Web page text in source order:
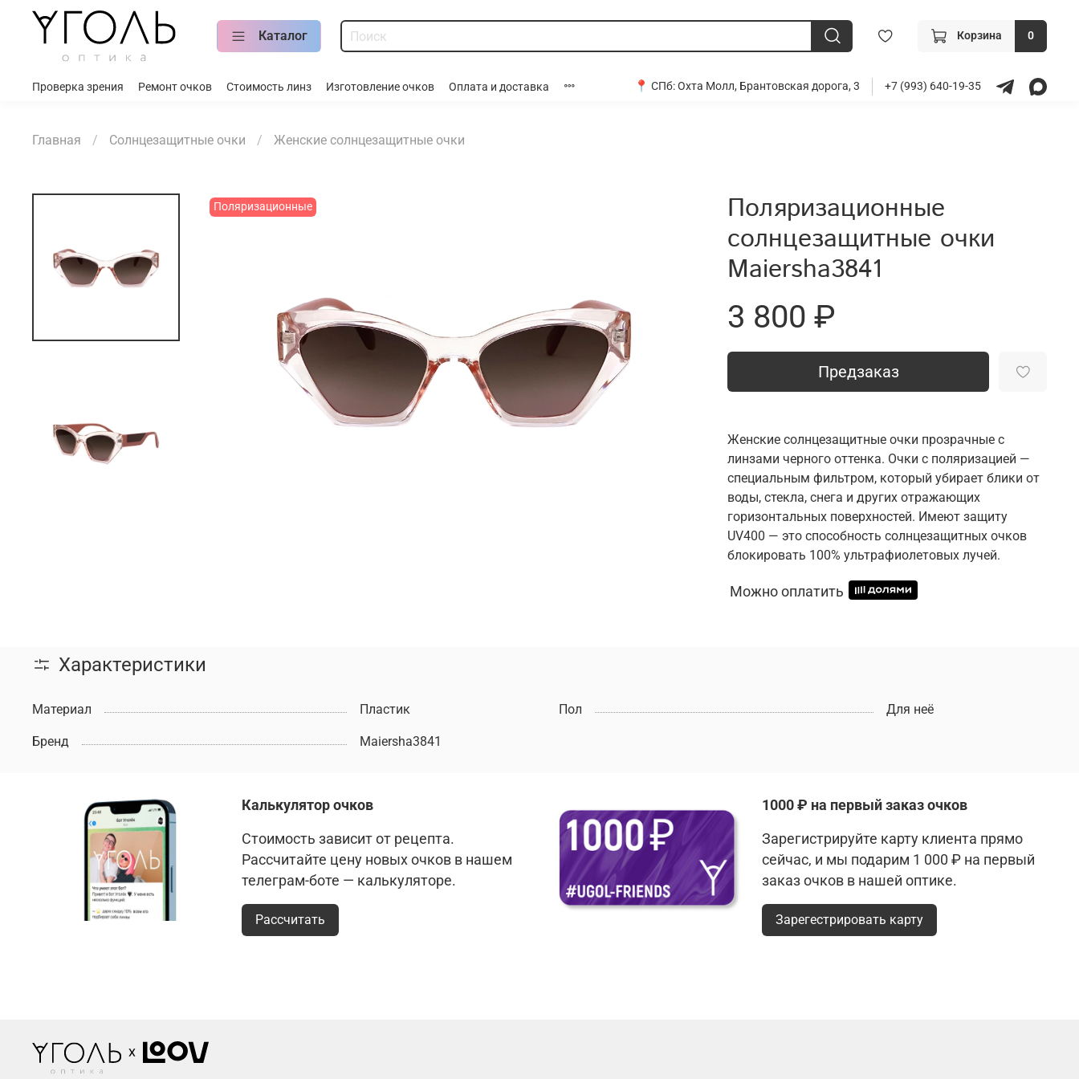
Каталог Корзина 0
Проверка зрения Ремонт очков Стоимость линз Изготовление очков Оплата и доставка 📍 СПб:Охта Молл, Брантовская дорога, 3 +7 (993) 640-19-35
Главная Солнцезащитные очки Женские солнцезащитные очки
Поляризационные
Поляризационные
солнцезащитные очки
Maiersha3841
3 800 ₽
Предзаказ
Женские солнцезащитные очки прозрачные с
линзами черного оттенка. Очки с поляризацией —
специальным фильтром, который убирает блики от
воды, стекла, снега и других отражающих
горизонтальных поверхностей. Имеют защиту
UV400 — это способность солнцезащитных очков
блокировать 100% ультрафиолетовых лучей.
Можно оплатить
Характеристики
Материал Пластик Пол Для неё
Бренд Maiersha3841
Калькулятор очков
Стоимость зависит от рецепта.
Рассчитайте цену новых очков в нашем
телеграм-боте — калькуляторе.
Рассчитать
1000 ₽ на первый заказ очков
Зарегистрируйте карту клиента прямо
сейчас, и мы подарим 1 000 ₽ на первый
заказ очков в нашей оптике.
Зарегестрировать карту